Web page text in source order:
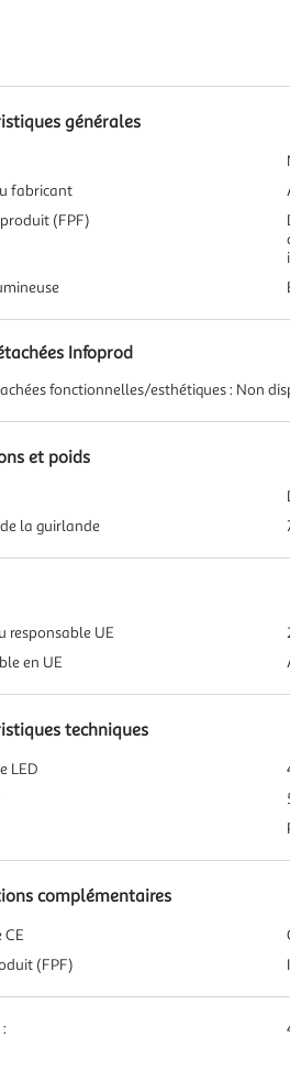
générales
fabricant
(FPF)
Infoprod
fonctionnelles/esthétiques : Non
et poids
la guirlande
responsable UE
en UE
techniques
LED
complémentaires
CE
(FPF)